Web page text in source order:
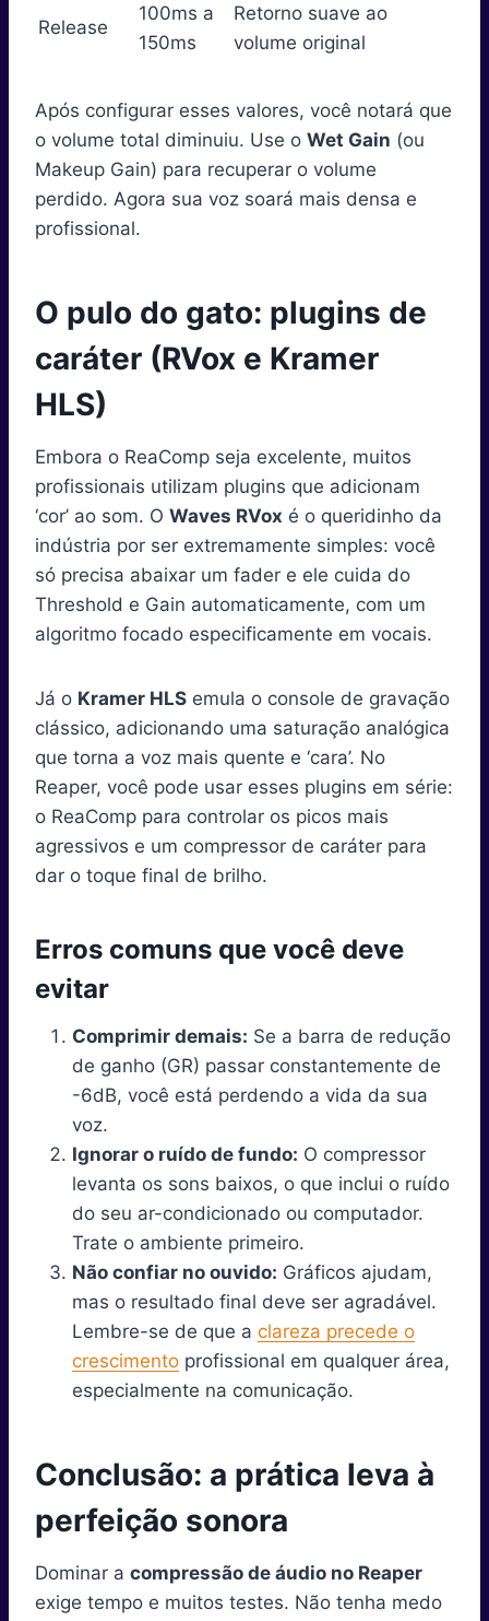
Release
100ms a
150ms
Retorno suave ao
volume original
Após configurar esses valores, você notará que
o volume total diminuiu. Use o Wet Gain (ou
Makeup Gain) para recuperar o volume
perdido. Agora sua voz soará mais densa e
profissional.
O pulo do gato: plugins de
caráter (RVox e Kramer
HLS)
Embora o ReaComp seja excelente, muitos
profissionais utilizam plugins que adicionam
‘cor’ ao som. O Waves RVox é o queridinho da
indústria por ser extremamente simples: você
só precisa abaixar um fader e ele cuida do
Threshold e Gain automaticamente, com um
algoritmo focado especificamente em vocais.
Já o Kramer HLS emula o console de gravação
clássico, adicionando uma saturação analógica
que torna a voz mais quente e ‘cara’. No
Reaper, você pode usar esses plugins em série:
o ReaComp para controlar os picos mais
agressivos e um compressor de caráter para
dar o toque final de brilho.
Erros comuns que você deve
evitar
Comprimir demais: Se a barra de redução
de ganho (GR) passar constantemente de
-6dB, você está perdendo a vida da sua
voz.
Ignorar o ruído de fundo: O compressor
levanta os sons baixos, o que inclui o ruído
do seu ar-condicionado ou computador.
Trate o ambiente primeiro.
Não confiar no ouvido: Gráficos ajudam,
mas o resultado final deve ser agradável.
Lembre-se de que a clareza precede o
crescimento profissional em qualquer área,
especialmente na comunicação.
Conclusão: a prática leva à
perfeição sonora
Dominar a compressão de áudio no Reaper
exige tempo e muitos testes. Não tenha medo